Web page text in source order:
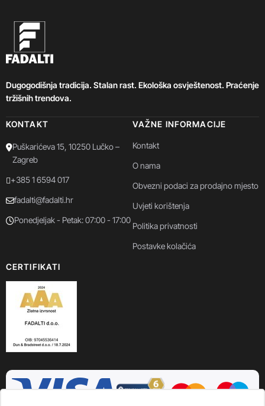
Dugogodišnja tradicija. Stalan rast. Ekološka osvještenost. Praćenje
tržišnih trendova.
KONTAKT
Puškarićeva 15, 10250 Lučko –
Zagreb
+385 1 6594 017
fadalti@fadalti.hr
Ponedjeljak - Petak: 07:00 - 17:00
VAŽNE INFORMACIJE
Kontakt
O nama
Obvezni podaci za prodajno mjesto
Uvjeti korištenja
Politika privatnosti
Postavke kolačića
CERTIFIKATI